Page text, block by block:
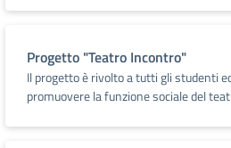
Progetto "Teatro Incontro"
Il progetto è rivolto a tutti gli studenti
promuovere la funzione sociale del